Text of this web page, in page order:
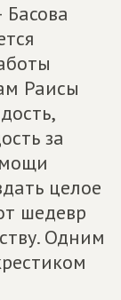
Раисы
за
целое
шедевр
Одним